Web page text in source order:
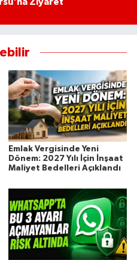
Emlak Vergisinde Yeni
Dönem: 2027 Yılı İçin İnşaat
Maliyet Bedelleri Açıklandı